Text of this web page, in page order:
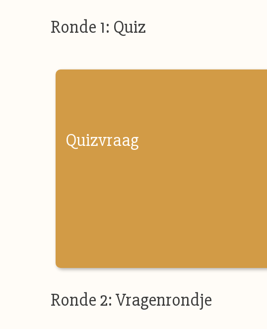
Ronde 1: Quiz
Quizvraag
Ronde 2: Vragenrondje